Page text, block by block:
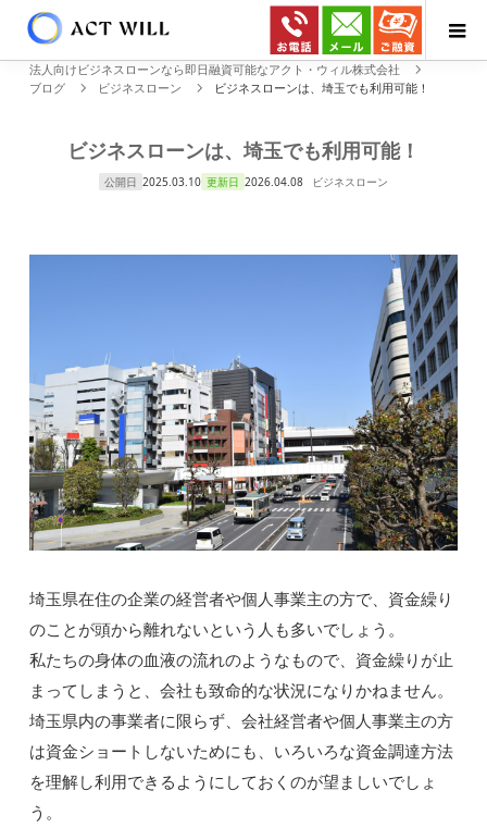
法人向けビジネスローンなら即日融資可能なアクト・ウィル株式会社
ブログ
ビジネスローン ビジネスローンは、埼玉でも利用可能！
ビジネスローンは、埼玉でも利用可能！
公開日 2025.03.10 更新日 2026.04.08 ビジネスローン
埼玉県在住の企業の経営者や個人事業主の方で、資金繰り
のことが頭から離れないという人も多いでしょう。
私たちの身体の血液の流れのようなもので、資金繰りが止
まってしまうと、会社も致命的な状況になりかねません。
埼玉県内の事業者に限らず、会社経営者や個人事業主の方
は資金ショートしないためにも、いろいろな資金調達方法
を理解し利用できるようにしておくのが望ましいでしょ
う。